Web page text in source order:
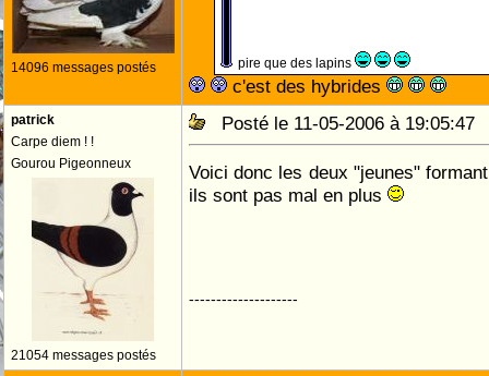
14096 messages postés pire que des lapins
c'est des hybrides
patrick
Carpe diem ! !
Gourou Pigeonneux
21054 messages postés
Posté le 11-05-2006 à
Voici donc les deux "jeunes"
ils sont pas mal en plus
--------------------